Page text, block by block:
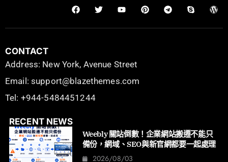
CONTACT
Address: New York, Avenue Street
Email: support@blazethemes.com
Tel: +944-5484451244
RECENT NEWS
Weebly 關站倒數！企業網站搬遷不能只
備份，網域、SEO與新官網都要一起處理
2026/08/03